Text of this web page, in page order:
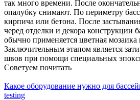
так много времени. После
опалубку снимают. По периметру
кирпича или бетона. После
черед отделки и декора конструкции
обычно применяется цветная мозаика
Заключительным этапом является
швов при помощи специальных
Советуем почитать
Какое оборудование нужно для
testing